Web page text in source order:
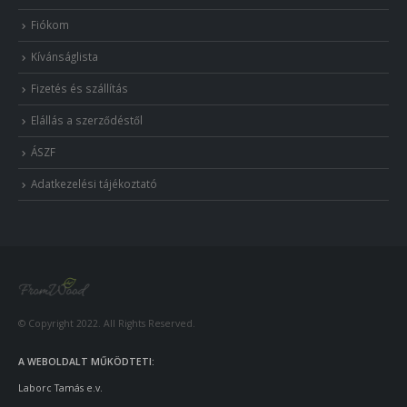
Fiókom
Kívánságlista
Fizetés és szállítás
Elállás a szerződéstől
ÁSZF
Adatkezelési tájékoztató
© Copyright 2022. All Rights Reserved.
A WEBOLDALT MŰKÖDTETI:
Laborc Tamás e.v.